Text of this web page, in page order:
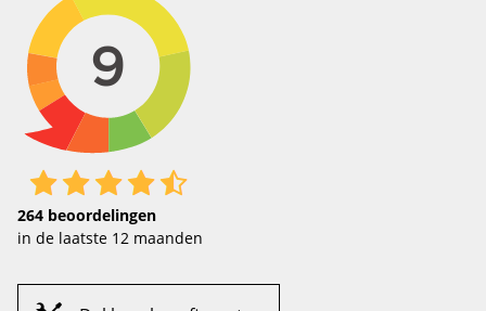
264 beoordelingen
in de laatste 12 maanden